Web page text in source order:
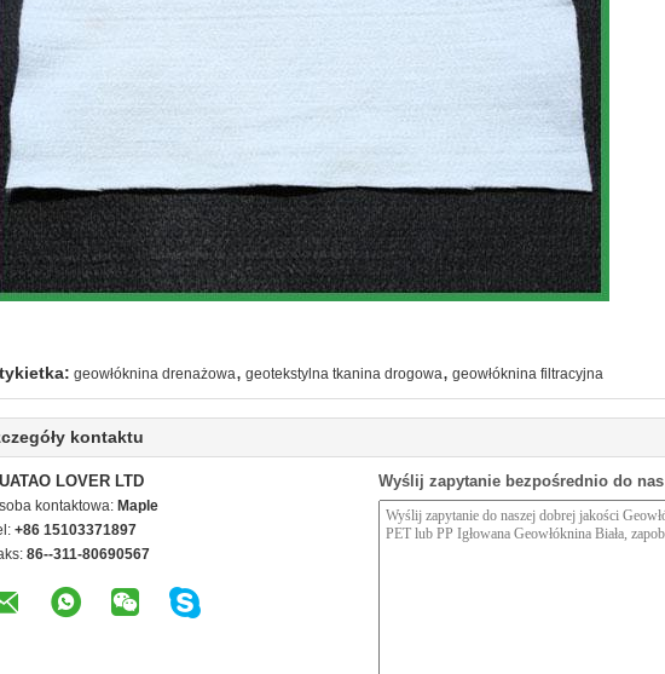
geowłóknina drenażowa, geotekstylna tkanina drogowa, geowłóknina filtracyjna
kontaktu
LOVER LTD
kontaktowa: Maple
+86 15103371897
86--311-80690567
Wyślij zapytanie bezpośrednio do nas